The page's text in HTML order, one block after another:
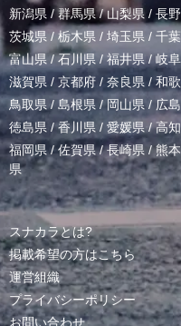
新潟県 /群馬県/山梨県 / 長
茨城県 / 栃木県 / 埼玉県 / 千
富山県 /石川県/福井県/岐
滋賀県 / 京都府 / 奈良県 / 和
鳥取県/ 島根県 /岡山県/ 広
徳島県 /香川県 / 愛媛県/高
福岡県/佐賀県/長崎県 /熊
県
スナカラとは?
掲載希望の方はこちら
運営組織
プライバシーポリシー
お問い合わせ